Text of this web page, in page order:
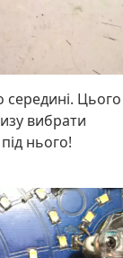
Цього
вибрати
нього!